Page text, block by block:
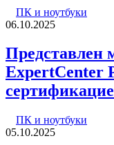
ПК и ноутбуки
06.10.2025
Представлен
ExpertCenter
ПК и ноутбуки
05.10.2025